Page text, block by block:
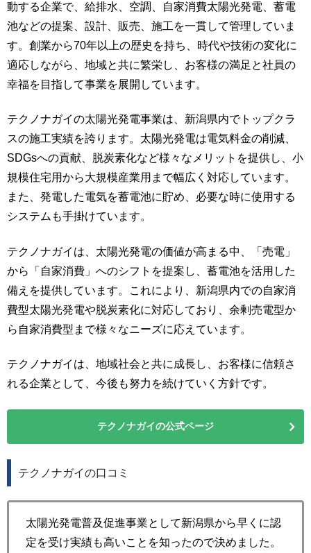
動する企業で、給排水、空調、自家消費太陽光発電、蓄電
池などの提案、設計、販売、施工を一貫して管理していま
す。創業から70年以上の歴史を持ち、時代や技術の変化に
適応しながら、地域と共に繁栄し、お客様の満足と社員の
幸福を目指して事業を展開しています。
テクノナガイの太陽光発電事業は、新潟県内でトップクラ
スの施工実績を誇ります。太陽光発電は電気料金の削減、
SDGsへの貢献、脱炭素化など様々なメリットを提供し、小
規模住宅用から大規模産業用まで幅広く対応しています。
また、発電した電気を蓄電池に貯め、必要な時に使用する
システムも手掛けています。
テクノナガイは、太陽光発電の価値が高まる中、「売電」
から「自家消費」へのシフトを提案し、蓄電池を活用した
備えを提供しています。これにより、新潟県内での自家消
費型太陽光発電や脱炭素化に対応しており、余剰売電型か
ら自家消費型まで様々なニーズに応えています。
テクノナガイは、地域社会と共に成長し、お客様に信頼さ
れる企業として、今後も努力を続けていく方針です。
テクノナガイの公式ページ
テクノナガイの口コミ
太陽光発電普及促進事業として新潟県から早くに認
定を受け実績も高いことを知ったので決めました。